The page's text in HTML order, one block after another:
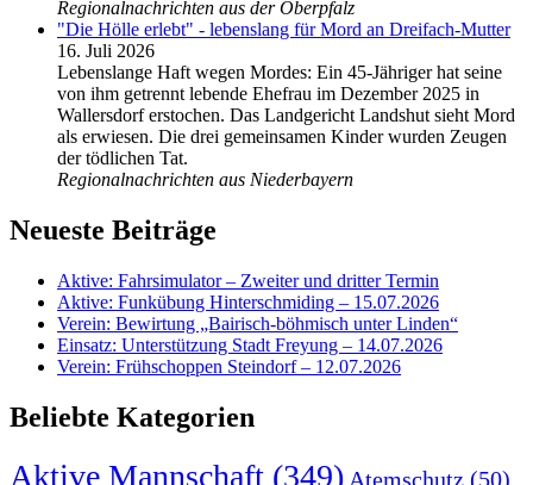
Regionalnachrichten aus der Oberpfalz
"Die Hölle erlebt" - lebenslang für Mord an Dreifach-Mutter
16. Juli 2026
Lebenslange Haft wegen Mordes: Ein 45-Jähriger hat seine
von ihm getrennt lebende Ehefrau im Dezember 2025 in
Wallersdorf erstochen. Das Landgericht Landshut sieht Mord
als erwiesen. Die drei gemeinsamen Kinder wurden Zeugen
der tödlichen Tat.
Regionalnachrichten aus Niederbayern
Neueste Beiträge
Aktive: Fahrsimulator – Zweiter und dritter Termin
Aktive: Funkübung Hinterschmiding – 15.07.2026
Verein: Bewirtung „Bairisch-böhmisch unter Linden“
Einsatz: Unterstützung Stadt Freyung – 14.07.2026
Verein: Frühschoppen Steindorf – 12.07.2026
Beliebte Kategorien
Aktive Mannschaft (349) Atemschutz (50)